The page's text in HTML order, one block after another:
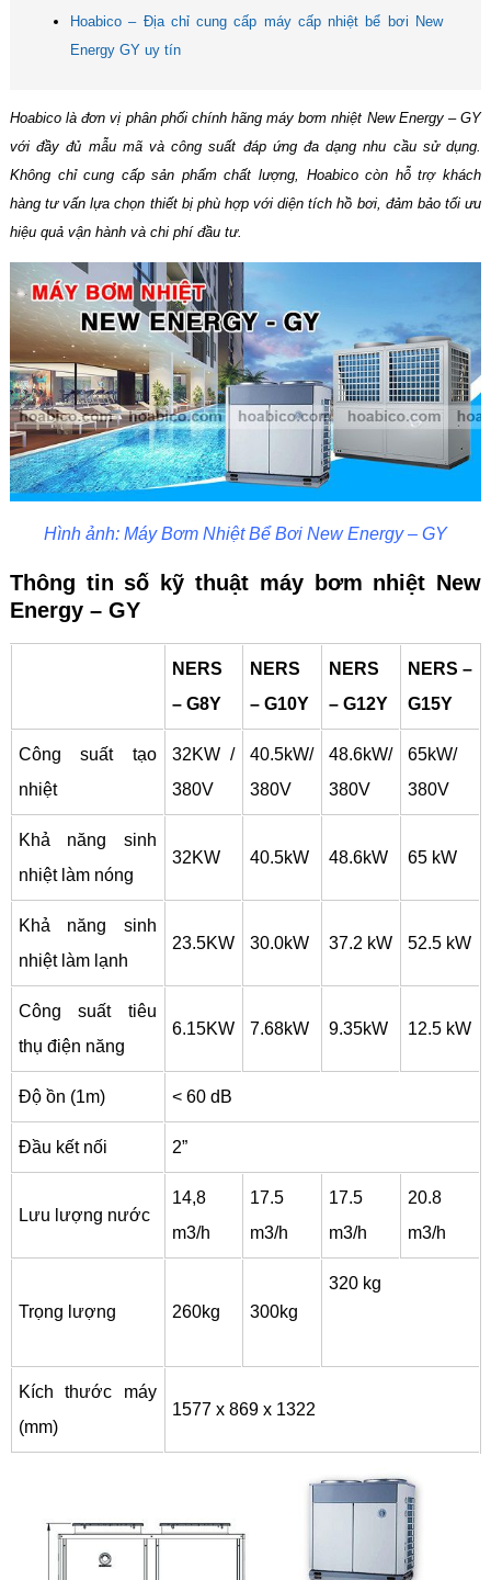
Hoabico – Địa chỉ cung cấp máy cấp nhiệt bể bơi New
Energy GY uy tín
Hoabico là đơn vị phân phối chính hãng máy bơm nhiệt New Energy – GY
với đầy đủ mẫu mã và công suất đáp ứng đa dạng nhu cầu sử dụng.
Không chỉ cung cấp sản phẩm chất lượng, Hoabico còn hỗ trợ khách
hàng tư vấn lựa chọn thiết bị phù hợp với diện tích hồ bơi, đảm bảo tối ưu
hiệu quả vận hành và chi phí đầu tư.
Hình ảnh: Máy Bơm Nhiệt Bể Bơi New Energy – GY
Thông tin số kỹ thuật máy bơm nhiệt New
Energy – GY
NERS
– G8Y
NERS
– G10Y
NERS
– G12Y
NERS –
G15Y
Công suất tạo
nhiệt
32KW /
380V
40.5kW/
380V
48.6kW/
380V
65kW/
380V
Khả năng sinh
nhiệt làm nóng
32KW 40.5kW 48.6kW 65 kW
Khả năng sinh
nhiệt làm lạnh
23.5KW 30.0kW 37.2 kW 52.5 kW
Công suất tiêu
thụ điện năng
6.15KW 7.68kW 9.35kW 12.5 kW
Độ ồn (1m) < 60 dB
Đầu kết nối 2”
Lưu lượng nước
14,8
m3/h
17.5
m3/h
17.5
m3/h
20.8
m3/h
Trọng lượng 260kg 300kg
320 kg
Kích thước máy
(mm)
1577 x 869 x 1322